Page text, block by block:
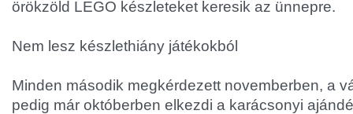
örökzöld LEGO készleteket keresik az ünnepre.
Nem lesz készlethiány játékokból
Minden második megkérdezett novemberben, a
pedig már októberben elkezdi a karácsonyi